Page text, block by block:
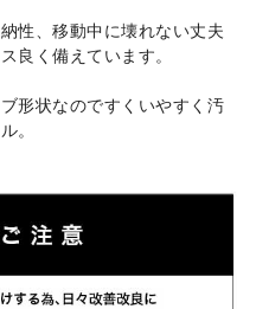
性、移動中に壊れない丈夫
良く備えています。
形状なのですくいやすく汚
。